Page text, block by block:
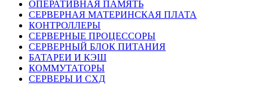
ОПЕРАТИВНАЯ ПАМЯТЬ
СЕРВЕРНАЯ МАТЕРИНСКАЯ ПЛАТА
КОНТРОЛЛЕРЫ
СЕРВЕРНЫЕ ПРОЦЕССОРЫ
СЕРВЕРНЫЙ БЛОК ПИТАНИЯ
БАТАРЕИ И КЭШ
КОММУТАТОРЫ
СЕРВЕРЫ И СХД